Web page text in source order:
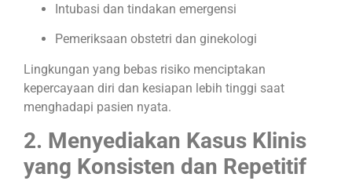
Intubasi dan tindakan emergensi
Pemeriksaan obstetri dan ginekologi
Lingkungan yang bebas risiko menciptakan
kepercayaan diri dan kesiapan lebih tinggi saat
menghadapi pasien nyata.
2. Menyediakan Kasus Klinis
yang Konsisten dan Repetitif